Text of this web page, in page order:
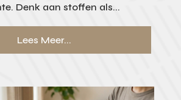
Denk aan stoffen als...
Lees Meer...